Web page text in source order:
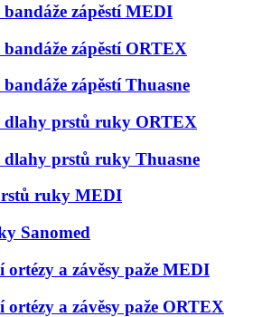
bandáže zápěstí MEDI
bandáže zápěstí ORTEX
zápěstí Thuasne
dlahy prstů ruky ORTEX
dlahy prstů ruky Thuasne
ruky MEDI
Sanomed
ortézy a závěsy paže MEDI
ortézy a závěsy paže ORTEX